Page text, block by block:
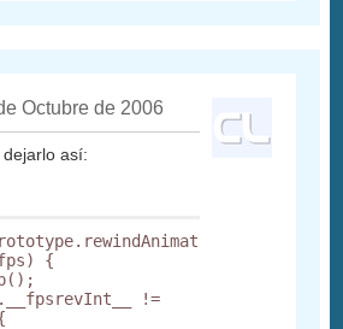
Octubre de 2006
así:
{
!=